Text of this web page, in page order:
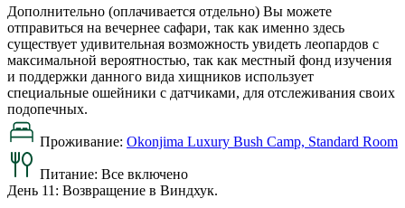
Дополнительно (оплачивается отдельно) Вы можете
отправиться на вечернее сафари, так как именно здесь
существует удивительная возможность увидеть леопардов с
максимальной вероятностью, так как местный фонд изучения
и поддержки данного вида хищников использует
специальные ошейники с датчиками, для отслеживания своих
подопечных.
Проживание: Okonjima Luxury Bush Camp, Standard Room
Питание: Все включено
День 11: Возвращение в Виндхук.